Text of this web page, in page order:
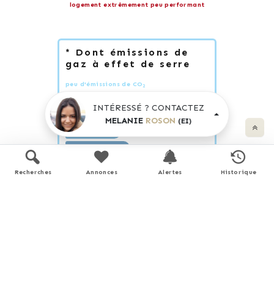
logement extrêmement peu performant
* Dont émissions de
gaz à effet de serre
peu d'émissions de CO2
A kg CO2 /m².an
B
C
D
INTÉRESSÉ ? CONTACTEZ
MELANIE ROSON (EI)
Recherches Annonces Alertes Historique